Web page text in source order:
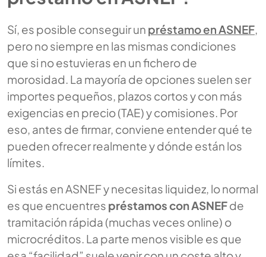
Sí, es posible conseguir un préstamo en ASNEF,
pero no siempre en las mismas condiciones
que si no estuvieras en un fichero de
morosidad. La mayoría de opciones suelen ser
importes pequeños, plazos cortos y con más
exigencias en precio (TAE) y comisiones. Por
eso, antes de firmar, conviene entender qué te
pueden ofrecer realmente y dónde están los
límites.
Si estás en ASNEF y necesitas liquidez, lo normal
es que encuentres préstamos con ASNEFde
tramitación rápida (muchas veces online) o
microcréditos. La parte menos visible es que